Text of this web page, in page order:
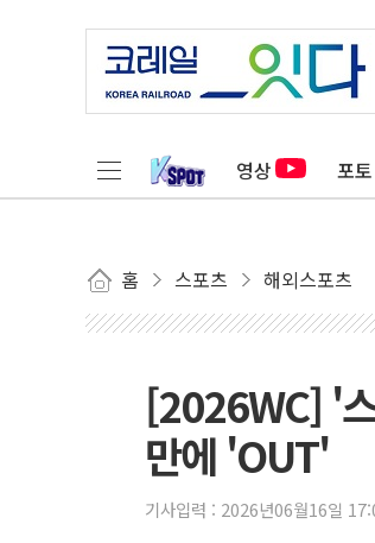
영상 포토
홈 스포츠 해외스포츠
[2026WC] '
만에 'OUT'
기사입력 : 2026년06월16일